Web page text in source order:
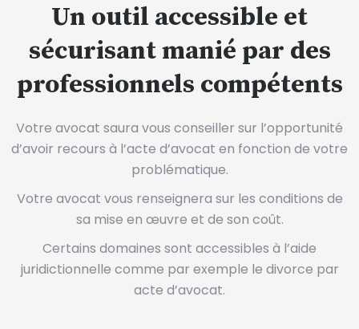
Un outil accessible et
sécurisant manié par des
professionnels compétents
Votre avocat saura vous conseiller sur l’opportunité
d’avoir recours à l’acte d’avocat en fonction de votre
problématique.
Votre avocat vous renseignera sur les conditions de
sa mise en œuvre et de son coût.
Certains domaines sont accessibles à l’aide
juridictionnelle comme par exemple le divorce par
acte d’avocat.